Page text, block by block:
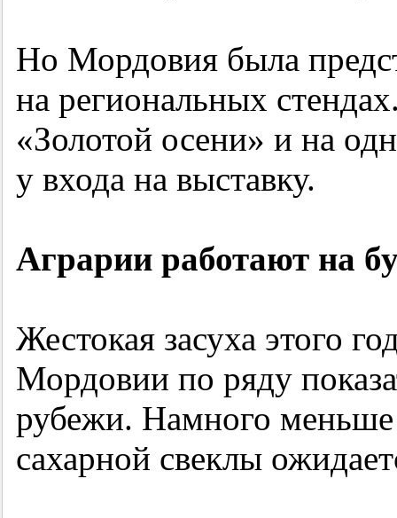
Но Мордовия была
на региональных
«Золотой осени» и на
у входа на выставку.
Аграрии работают на
Жестокая засуха этого
Мордовии по ряду
рубежи. Намного меньше
сахарной свеклы